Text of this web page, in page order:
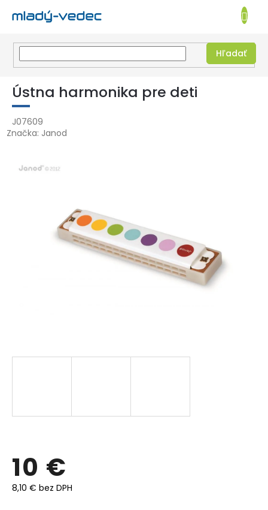
Prejsť
obsah
EUR
Hľadať
KOŠÍK
Ústna harmonika pre deti
J07609
Značka: Janod
10 €
8,10 € bez DPH